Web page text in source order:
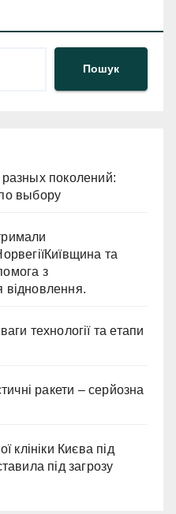
Пошук
поколений:
выбору
та
з
відновлення.
технології та етапи
ракети – серйозна
клініки Києва під
під загрозу